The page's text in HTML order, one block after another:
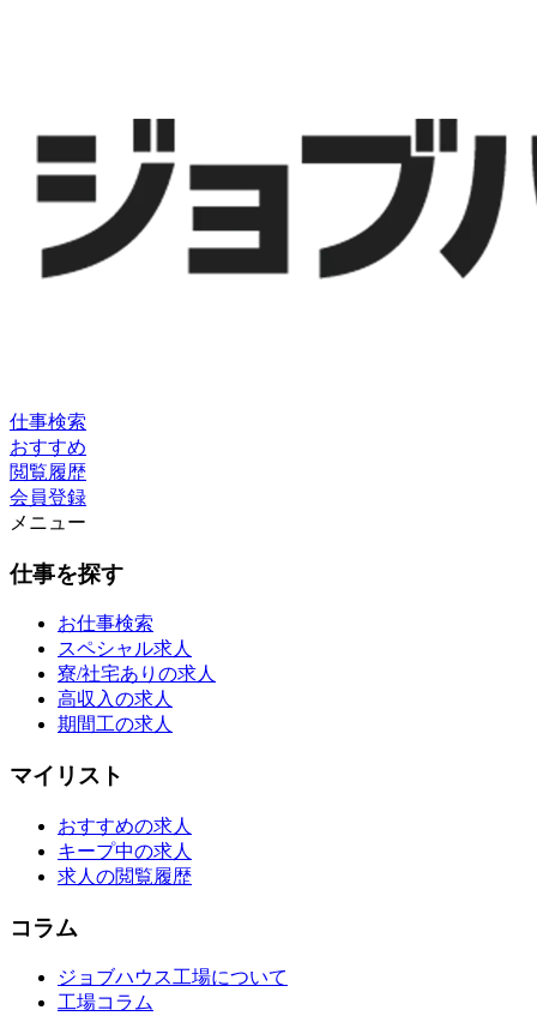
仕事検索
おすすめ
閲覧履歴
会員登録
メニュー
仕事を探す
お仕事検索
スペシャル求人
寮/社宅ありの求人
高収入の求人
期間工の求人
マイリスト
おすすめの求人
キープ中の求人
求人の閲覧履歴
コラム
ジョブハウス工場について
工場コラム